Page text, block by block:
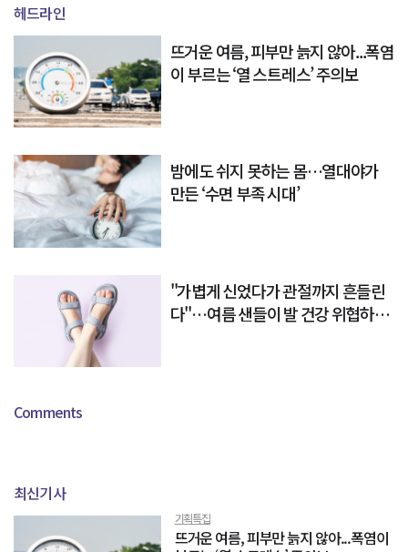
헤드라인
뜨거운 여름, 피부만 늙지 않아...폭염
이 부르는 ‘열 스트레스’ 주의보
밤에도 쉬지 못하는 몸…열대야가
만든 ‘수면 부족 시대’
"가볍게 신었다가 관절까지 흔들린
다"…여름 샌들이 발 건강 위협하는
Comments
최신기사
기획특집
뜨거운 여름, 피부만 늙지 않아...폭염이